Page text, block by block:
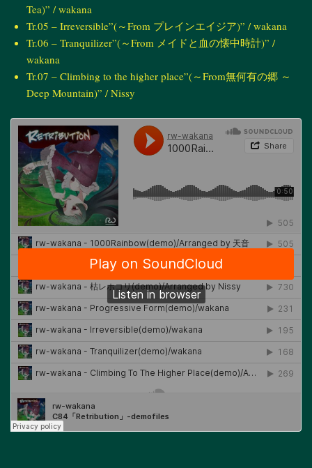
Tea)” / wakana
Tr.05 – Irreversible”(～From プレインエイジア)” / wakana
Tr.06 – Tranquilizer”(～From メイドと血の懐中時計)” /
wakana
Tr.07 – Climbing to the higher place”(～From無何有の郷 ～
Deep Mountain)” / Nissy